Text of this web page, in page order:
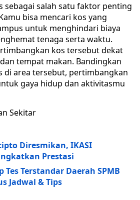
sebagai salah satu faktor penting
bisa mencari kos yang
untuk menghindari biaya
tenaga serta waktu.
kos tersebut dekat
tempat makan. Bandingkan
di area tersebut, pertimbangkan
gaya hidup dan aktivitasmu
Sekitar
Diresmikan, IKASI
Prestasi
Terstandar Daerah SPMB
Jadwal & Tips